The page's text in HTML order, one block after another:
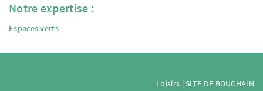
Notre expertise :
Espaces verts
Loisirs | SITE DE BOUCHAIN